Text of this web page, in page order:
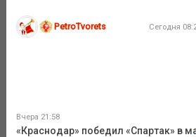
PetroTvorets Сегодня
Вчера 21:58
«Краснодар» победил «Спартак» в